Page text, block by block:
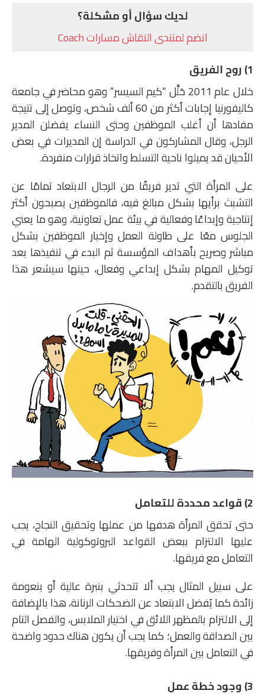
لديك سؤال أو مشكلة؟
انضم لمنتدى النقاش مسارات Coach
1) روح الفريق
خلال عام 2011 حَلَّل “كيم السيسر” وهو محاضر في جامعة
كاليفورنيا إجابات أكثر من 60 ألف شخص، وتوصل إلى نتيجة
مفادها أن أغلب الموظفين وحتى النساء يفضلن المدير
الرجل، وقال المشاركون في الدراسة إن المديرات في بعض
الأحيان قد يميلوا ناحية التسلط واتخاذ قرارات منفردة.
على المرأة التي تدير فريقًا من الرجال الابتعاد تمامًا عن
التشبث برأيها بشكل مبالغ فيه، فالموظفين يصبحون أكثر
إنتاجية وإبداعًا وفعالية في بيئة عمل تعاونية، وهو ما يعني
الجلوس معًا على طاولة العمل وإخبار الموظفين بشكل
مباشر وصريح بأهداف المؤسسة ثم البدء في تنفيذها بعد
توكيل المهام بشكل إبداعي وفعال، حينها سيشعر هذا
الفريق بالتقدم.
2) قواعد محددة للتعامل
حتى تحقق المرأة هدفها من عملها وتحقيق النجاح، يجب
عليها الالتزام ببعض القواعد البروتوكولية الهامة في
التعامل مع فريقها.
على سبيل المثال يجب ألا تتحدثي بنبرة عالية أو بنعومة
زائدة كما يُفضل الابتعاد عن الضحكات الرنانة، هذا بالإضافة
إلى الالتزام بالمظهر اللائق في اختيار الملابس، والفصل التام
بين الصداقة والعمل؛ كما يجب أن يكون هناك حدود واضحة
في التعامل بين المرأة وفريقها.
3) وجود خطة عمل